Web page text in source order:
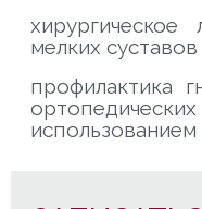
мелких
профилактика
использованием